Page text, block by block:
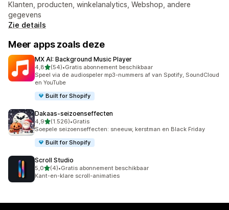
Klanten, producten, winkelanalytics, Webshop, andere
gegevens
Zie details
Meer apps zoals deze
MX AI: Background Music Player
4,8van 5 sterren
(54)
54 recensies in totaal
•Gratis abonnement beschikbaar
Speel via de audiospeler mp3-nummers af van Spotify, SoundCloud
en YouTube
Built for Shopify
Dakaas‑seizoenseffecten
4,9van 5 sterren
(1.526)
1526 recensies in totaal
•Gratis
Soepele seizoenseffecten: sneeuw, kerstman en Black Friday
Built for Shopify
Scroll Studio
5,0van 5 sterren
(4)
4 recensies in totaal
•Gratis abonnement beschikbaar
Kant-en-klare scroll-animaties